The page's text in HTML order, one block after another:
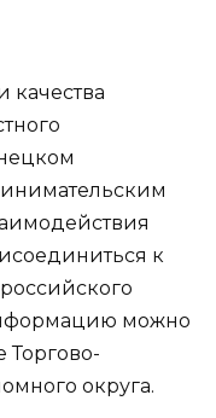
к
можно
Торгово-
округа.